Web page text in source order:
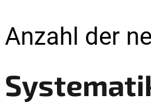
Anzahl der